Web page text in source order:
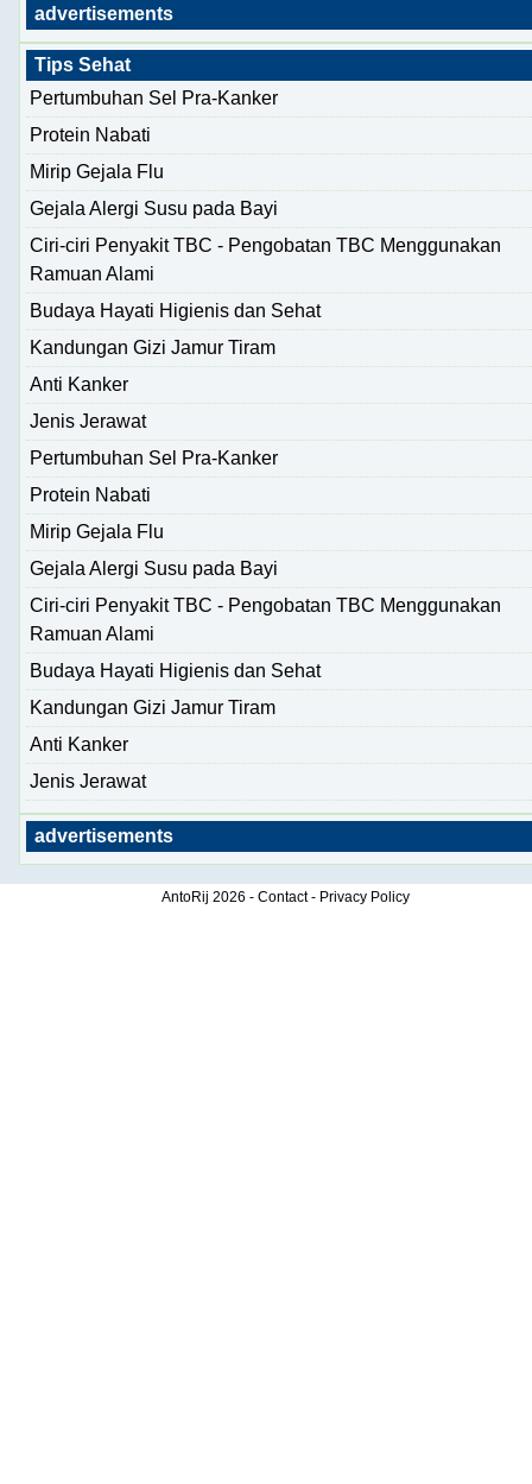
advertisements
Tips Sehat
Pertumbuhan Sel Pra-Kanker
Protein Nabati
Mirip Gejala Flu
Gejala Alergi Susu pada Bayi
Ciri-ciri Penyakit TBC - Pengobatan TBC Menggunakan
Ramuan Alami
Budaya Hayati Higienis dan Sehat
Kandungan Gizi Jamur Tiram
Anti Kanker
Jenis Jerawat
Pertumbuhan Sel Pra-Kanker
Protein Nabati
Mirip Gejala Flu
Gejala Alergi Susu pada Bayi
Ciri-ciri Penyakit TBC - Pengobatan TBC Menggunakan
Ramuan Alami
Budaya Hayati Higienis dan Sehat
Kandungan Gizi Jamur Tiram
Anti Kanker
Jenis Jerawat
advertisements
AntoRij 2026 - Contact- Privacy Policy